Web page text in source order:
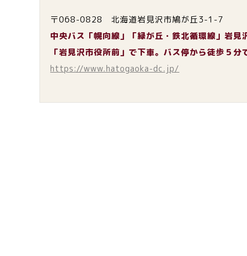
〒068-0828 北海道岩見沢市鳩が丘3-1-7
中央バス「幌向線」「緑が丘・鉄北循環線」岩見
「岩見沢市役所前」で下車。バス停から徒歩５分
https://www.hatogaoka-dc.jp/